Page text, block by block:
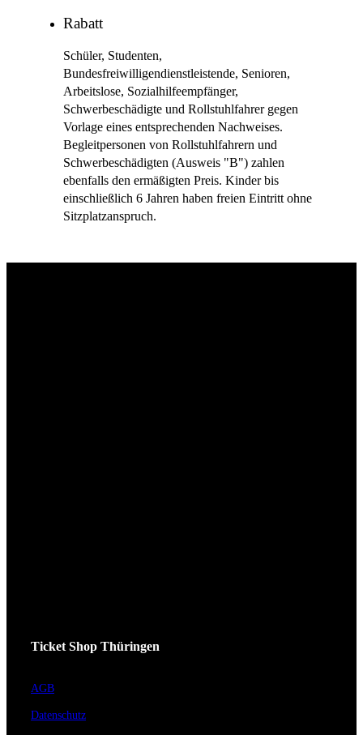
Rabatt
Schüler, Studenten,
Bundesfreiwilligendienstleistende, Senioren,
Arbeitslose, Sozialhilfeempfänger,
Schwerbeschädigte und Rollstuhlfahrer gegen
Vorlage eines entsprechenden Nachweises.
Begleitpersonen von Rollstuhlfahrern und
Schwerbeschädigten (Ausweis "B") zahlen
ebenfalls den ermäßigten Preis. Kinder bis
einschließlich 6 Jahren haben freien Eintritt ohne
Sitzplatzanspruch.
Ticket Shop Thüringen
AGB
Datenschutz